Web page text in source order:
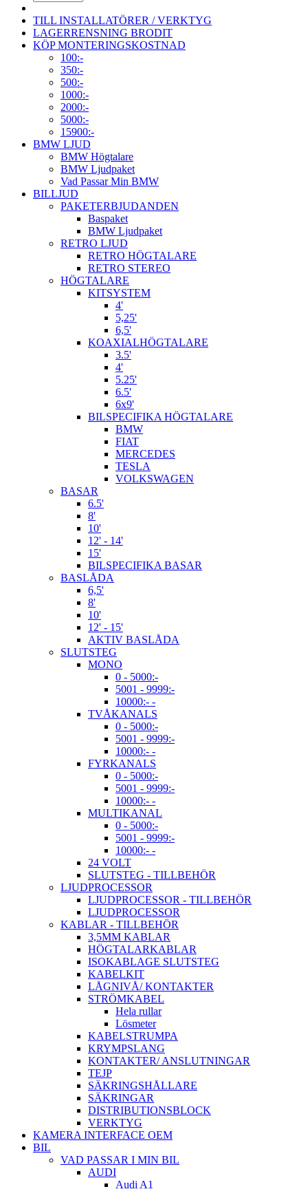
TILL INSTALLATÖRER / VERKTYG
LAGERRENSNING BRODIT
KÖP MONTERINGSKOSTNAD
100:-
350:-
500:-
1000:-
2000:-
5000:-
15900:-
BMW LJUD
BMW Högtalare
BMW Ljudpaket
Vad Passar Min BMW
BILLJUD
PAKETERBJUDANDEN
Baspaket
BMW Ljudpaket
RETRO LJUD
RETRO HÖGTALARE
RETRO STEREO
HÖGTALARE
KITSYSTEM
4'
5,25'
6,5'
KOAXIALHÖGTALARE
3.5'
4'
5.25'
6.5'
6x9'
BILSPECIFIKA HÖGTALARE
BMW
FIAT
MERCEDES
TESLA
VOLKSWAGEN
BASAR
6.5'
8'
10'
12' - 14'
15'
BILSPECIFIKA BASAR
BASLÅDA
6,5'
8'
10'
12' - 15'
AKTIV BASLÅDA
SLUTSTEG
MONO
0 - 5000:-
5001 - 9999:-
10000:- -
TVÅKANALS
0 - 5000:-
5001 - 9999:-
10000:- -
FYRKANALS
0 - 5000:-
5001 - 9999:-
10000:- -
MULTIKANAL
0 - 5000:-
5001 - 9999:-
10000:- -
24 VOLT
SLUTSTEG - TILLBEHÖR
LJUDPROCESSOR
LJUDPROCESSOR - TILLBEHÖR
LJUDPROCESSOR
KABLAR - TILLBEHÖR
3,5MM KABLAR
HÖGTALARKABLAR
ISOKABLAGE SLUTSTEG
KABELKIT
LÅGNIVÅ/ KONTAKTER
STRÖMKABEL
Hela rullar
Lösmeter
KABELSTRUMPA
KRYMPSLANG
KONTAKTER/ ANSLUTNINGAR
TEJP
SÄKRINGSHÅLLARE
SÄKRINGAR
DISTRIBUTIONSBLOCK
VERKTYG
KAMERA INTERFACE OEM
BIL
VAD PASSAR I MIN BIL
AUDI
Audi A1